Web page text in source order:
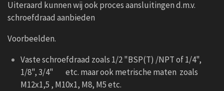
Uiteraard kunnen wij ook proces aansluitingen d.m.v.
schroefdraad aanbieden
Voorbeelden.
Vaste schroefdraad zoals 1/2 "BSP(T) /NPT of 1/4",
1/8", 3/4" etc. maar ook metrische maten zoals
M12x1,5 , M10x1, M8, M5 etc.